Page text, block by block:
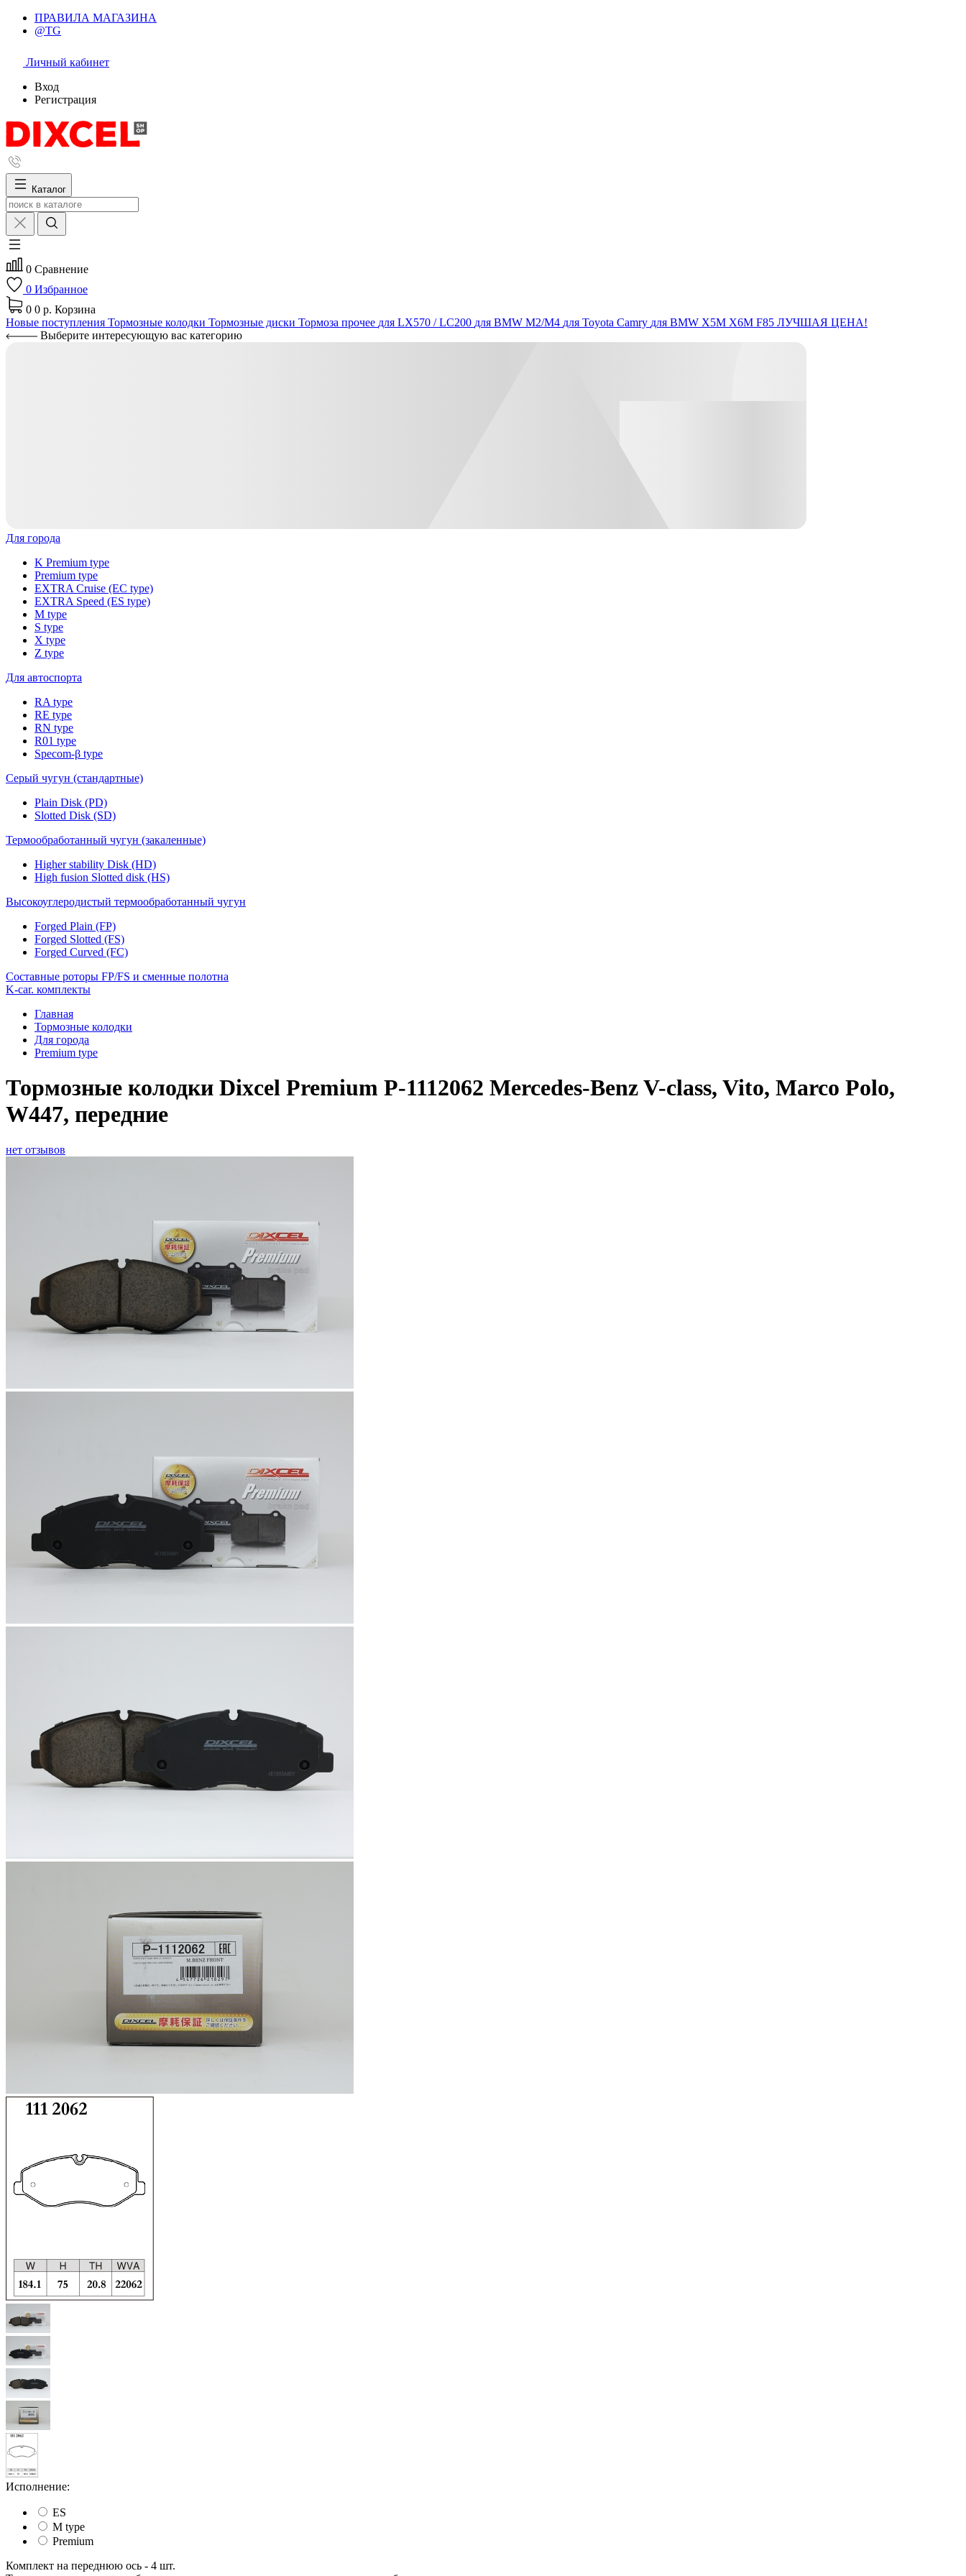
ПРАВИЛА МАГАЗИНА
@TG
Личный кабинет
Вход
Регистрация
Каталог
0 Сравнение
0 Избранное
0 0 р. Корзина
Новые поступления Тормозные колодки Тормозные диски Тормоза прочее для LX570 / LC200 для BMW M2/M4 для Toyota Camry для BMW X5M X6M F85 ЛУЧШАЯ ЦЕНА!
Выберите интересующую вас категорию
Для города
K Premium type
Premium type
EXTRA Cruise (EC type)
EXTRA Speed (ES type)
M type
S type
X type
Z type
Для автоспорта
RA type
RE type
RN type
R01 type
Specom-β type
Серый чугун (стандартные)
Plain Disk (PD)
Slotted Disk (SD)
Термообработанный чугун (закаленные)
Higher stability Disk (HD)
High fusion Slotted disk (HS)
Высокоуглеродистый термообработанный чугун
Forged Plain (FP)
Forged Slotted (FS)
Forged Curved (FC)
Составные роторы FP/FS и сменные полотна
K-car. комплекты
Главная
Тормозные колодки
Для города
Premium type
Тормозные колодки Dixcel Premium P-1112062 Mercedes-Benz V-class, Vito, Marco Polo,
W447, передние
нет отзывов
Исполнение:
ES
M type
Premium
Комплект на переднюю ось - 4 шт.